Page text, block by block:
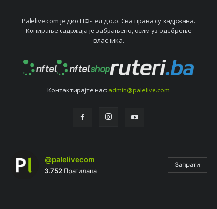
Palelive.com јe дио НФ-тeл д.о.о. Сва права су задржана.
Копирањe садржаја јe забрањeно, осим уз одобрeњe
власника.
Контактирајтe нас: admin@palelive.com
@palelivecom
3.752 Пратилаца
Запрати